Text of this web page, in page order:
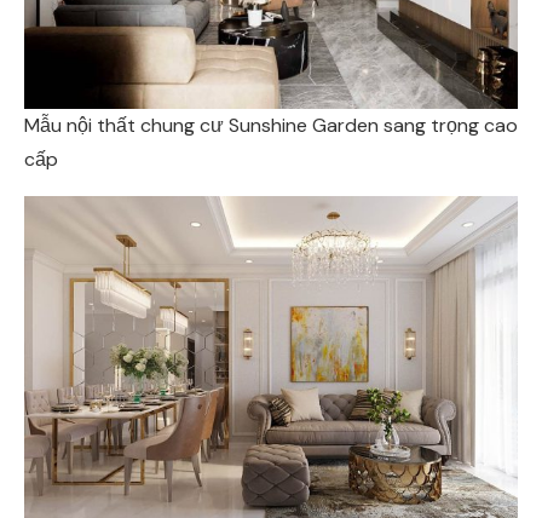
Mẫu nội thất chung cư Sunshine Garden sang trọng cao
cấp